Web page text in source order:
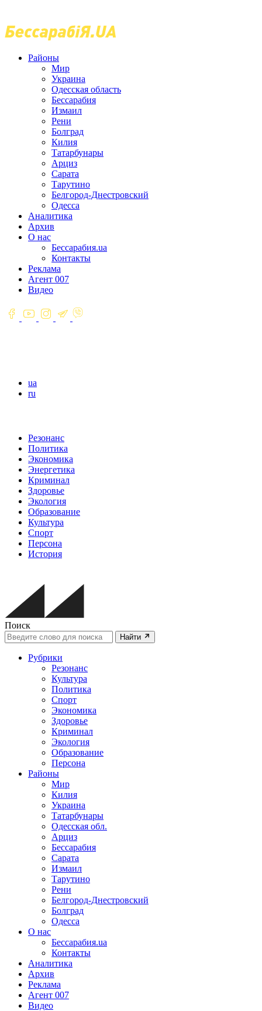
Районы
Мир
Украина
Одесская область
Бессарабия
Измаил
Рени
Болград
Килия
Татарбунары
Арциз
Сарата
Тарутино
Белгород-Днестровский
Одесса
Аналитика
Архив
О нас
Бессарабия.ua
Контакты
Реклама
Агент 007
Видео
ua
ru
Резонанс
Политика
Экономика
Энергетика
Криминал
Здоровье
Экология
Образование
Культура
Спорт
Персона
История
Поиск
Найти
Рубрики
Резонанс
Культура
Политика
Спорт
Экономика
Здоровье
Криминал
Экология
Образование
Персона
Районы
Мир
Килия
Украина
Татарбунары
Одесская обл.
Арциз
Бессарабия
Сарата
Измаил
Тарутино
Рени
Белгород-Днестровский
Болград
Одесса
О нас
Бессарабия.ua
Контакты
Аналитика
Архив
Реклама
Агент 007
Видео